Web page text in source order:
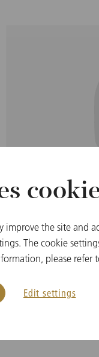
the site and
The cookie
please refer
Edit settings